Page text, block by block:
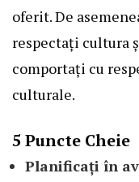
oferit. De
respectați cultura
comportați cu
culturale.
5 Puncte Cheie
Planificați în